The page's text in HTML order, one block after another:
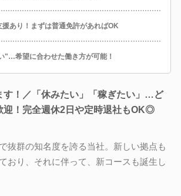
あり！まずは普通免許があればOK
"…希望に合わせた働き方が可能！
す！／「休みたい」「稼ぎたい」…ど
迎！完全週休2日や定時退社もOK◎
抜群の知名度を誇る当社。新しい拠点も
おり、それに伴って、新コースも誕生し